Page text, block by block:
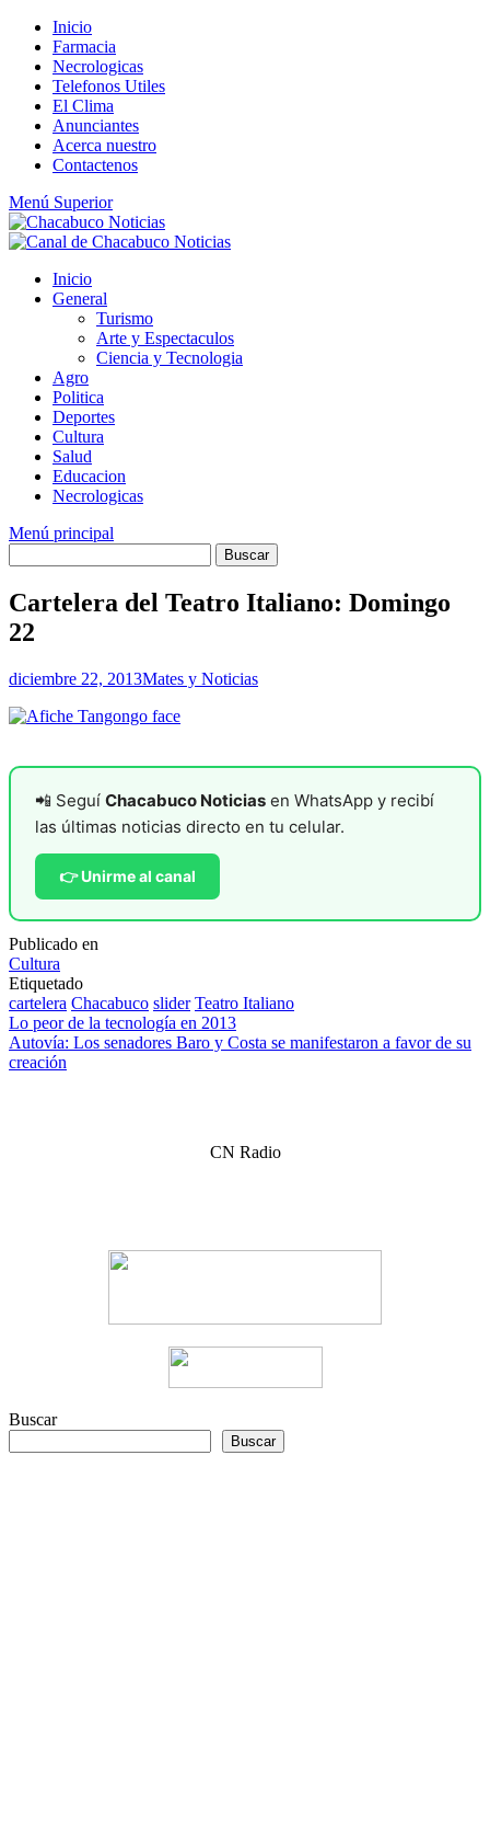
Saltar
contenido
Inicio
Farmacia
Necrologicas
Telefonos Utiles
El Clima
Anunciantes
Acerca nuestro
Contactenos
Menú Superior
Inicio
General
Turismo
Arte y Espectaculos
Ciencia y Tecnologia
Agro
Politica
Deportes
Cultura
Salud
Educacion
Necrologicas
Menú principal
Cartelera del Teatro Italiano: Domingo
22
diciembre 22, 2013Mates y Noticias
📲 Seguí Chacabuco Noticias en WhatsApp y recibí
las últimas noticias directo en tu celular.
👉 Unirme al canal
Publicado en
Cultura
Etiquetado
cartelera Chacabuco slider Teatro Italiano
Navegación
de
Lo peor de la tecnología en 2013
Autovía: Los senadores Baro y Costa se manifestaron a favor de su
creación
CN Radio
Buscar
Buscar